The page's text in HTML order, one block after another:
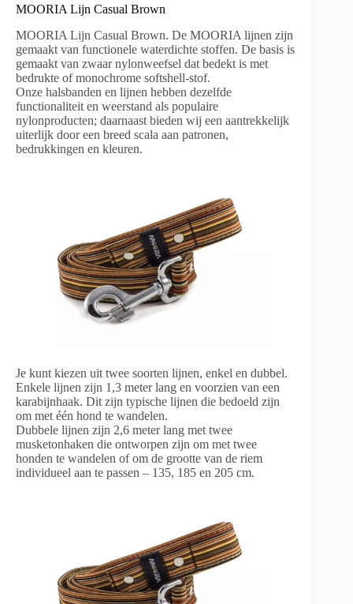
MOORIA Lijn Casual Brown
MOORIA Lijn Casual Brown. De MOORIA lijnen zijn
gemaakt van functionele waterdichte stoffen. De basis is
gemaakt van zwaar nylonweefsel dat bedekt is met
bedrukte of monochrome softshell-stof.
Onze halsbanden en lijnen hebben dezelfde
functionaliteit en weerstand als populaire
nylonproducten; daarnaast bieden wij een aantrekkelijk
uiterlijk door een breed scala aan patronen,
bedrukkingen en kleuren.
Je kunt kiezen uit twee soorten lijnen, enkel en dubbel.
Enkele lijnen zijn 1,3 meter lang en voorzien van een
karabijnhaak. Dit zijn typische lijnen die bedoeld zijn
om met één hond te wandelen.
Dubbele lijnen zijn 2,6 meter lang met twee
musketonhaken die ontworpen zijn om met twee
honden te wandelen of om de grootte van de riem
individueel aan te passen – 135, 185 en 205 cm.